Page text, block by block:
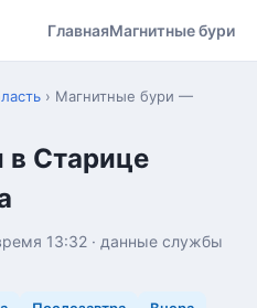
ГлавнаяМагнитные бури
› Магнитные бури —
в Старице
13:32 · данные службы